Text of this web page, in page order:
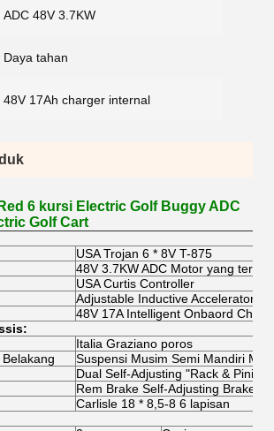
ADC 48V 3.7KW
Daya tahan
48V 17Ah charger internal
6 kursi Electric Golf Buggy ADC
Golf Cart
USA Trojan 6 * 8V T-875
48V 3.7KW ADC Motor yang
USA Curtis Controller
Adjustable Inductive Accelerator
48V 17A Intelligent Onbaord
Italia Graziano poros
Suspensi Musim Semi Mandiri
Dual Self-Adjusting "Rack &
Rem Brake Self-Adjusting Brake
Carlisle 18 * 8,5-8 6 lapisan